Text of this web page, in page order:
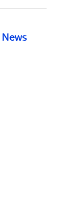
News